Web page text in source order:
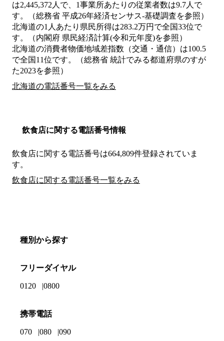
は2,445,372人で、1事業所あたりの従業者数は9.7人で
す。（総務省 平成26年経済センサス‐基礎調査を参照）
北海道の1人あたり県民所得は283.2万円で全国33位で
す。（内閣府 県民経済計算(令和元年度)を参照）
北海道の消費者物価地域差指数（交通・通信）は100.5
で全国11位です。（総務省 統計でみる都道府県のすが
た2023を参照）
北海道の電話番号一覧をみる
飲食店に関する電話番号情報
飲食店に関する電話番号は664,809件登録されていま
す。
飲食店に関する電話番号一覧をみる
種別から探す
フリーダイヤル
0120 0800
携帯電話
070 080 090